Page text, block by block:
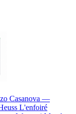
Casanova —
L'enfoiré